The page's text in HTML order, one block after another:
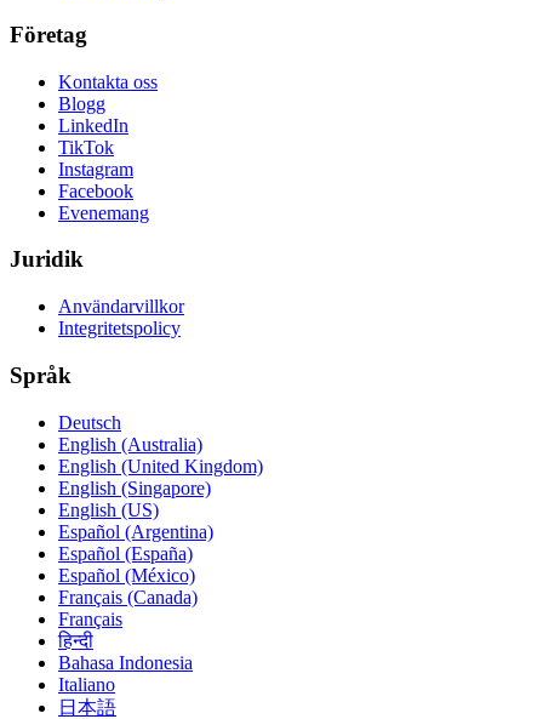
Företag
Kontakta oss
Blogg
LinkedIn
TikTok
Instagram
Facebook
Evenemang
Juridik
Användarvillkor
Integritetspolicy
Språk
Deutsch
English (Australia)
English (United Kingdom)
English (Singapore)
English (US)
Español (Argentina)
Español (España)
Español (México)
Français (Canada)
Français
हिन्दी
Bahasa Indonesia
Italiano
日本語